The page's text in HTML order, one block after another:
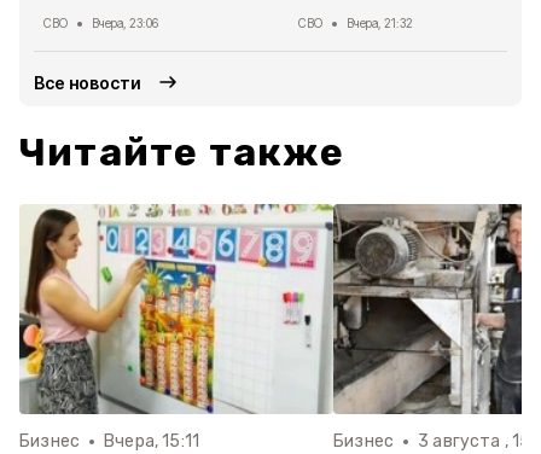
СВО Вчера, 23:06 СВО Вчера, 21:32
Все новости
Читайте также
Бизнес Вчера, 15:11 Бизнес 3 августа ,